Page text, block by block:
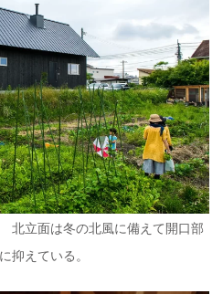
北立面は冬の北風に備えて開口部
抑えている。